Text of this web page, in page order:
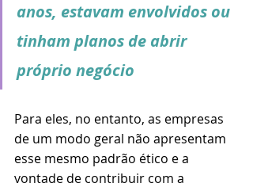
anos, estavam envolvidos ou
tinham planos de abrir
próprio negócio
Para eles, no entanto, as empresas
de um modo geral não apresentam
esse mesmo padrão ético e a
vontade de contribuir com a